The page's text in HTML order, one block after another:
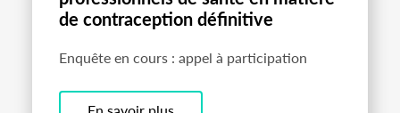
de contraception définitive
Enquête en cours : appel à participation